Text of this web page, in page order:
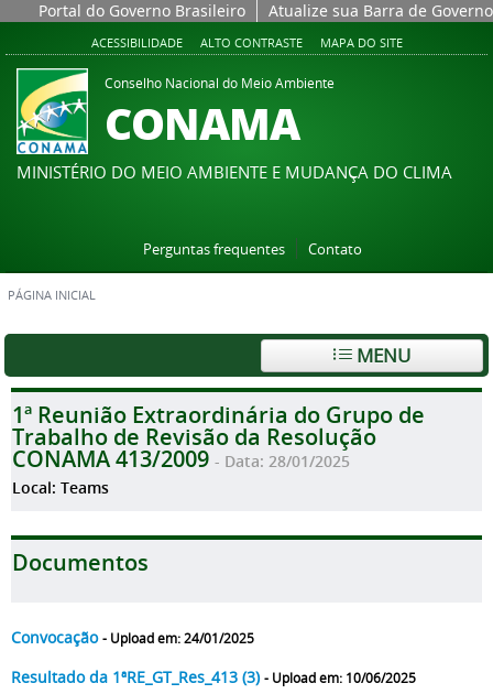
Portal do Governo Brasileiro Atualize sua Barra de Governo
ACESSIBILIDADE ALTO CONTRASTE MAPA DO SITE
Conselho Nacional do Meio Ambiente
CONAMA
MINISTÉRIO DO MEIO AMBIENTE E MUDANÇA DO CLIMA
Perguntas frequentes Contato
PÁGINA INICIAL
MENU
1ª Reunião Extraordinária do Grupo de
Trabalho de Revisão da Resolução
CONAMA 413/2009 - Data: 28/01/2025
Local: Teams
Documentos
Convocação - Upload em: 24/01/2025
Resultado da 1ªRE_GT_Res_413 (3) - Upload em: 10/06/2025